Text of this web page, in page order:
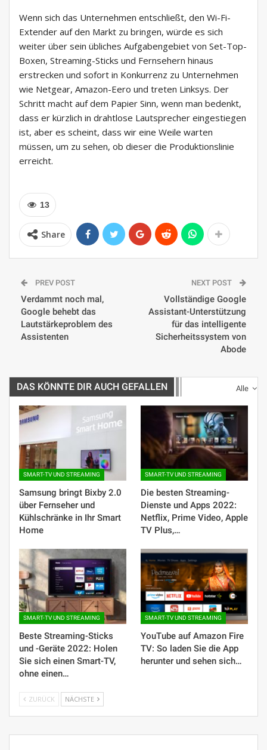
Wenn sich das Unternehmen entschließt, den Wi-Fi-
Extender auf den Markt zu bringen, würde es sich
weiter über sein übliches Aufgabengebiet von Set-Top-
Boxen, Streaming-Sticks und Fernsehern hinaus
erstrecken und sofort in Konkurrenz zu Unternehmen
wie Netgear, Amazon-Eero und treten Linksys. Der
Schritt macht auf dem Papier Sinn, wenn man bedenkt,
dass er kürzlich in drahtlose Lautsprecher eingestiegen
ist, aber es scheint, dass wir eine Weile warten
müssen, um zu sehen, ob dieser die Produktionslinie
erreicht.
13
Share
PREV POST
Verdammt noch mal,
Google behebt das
Lautstärkeproblem des
Assistenten
NEXT POST
Vollständige Google
Assistant-Unterstützung
für das intelligente
Sicherheitssystem von
Abode
Alle
DAS KÖNNTE DIR AUCH GEFALLEN
SMART-TV UND STREAMING
Samsung bringt Bixby 2.0
über Fernseher und
Kühlschränke in Ihr Smart
Home
SMART-TV UND STREAMING
Die besten Streaming-
Dienste und Apps 2022:
Netflix, Prime Video, Apple
TV Plus,…
SMART-TV UND STREAMING
Beste Streaming-Sticks
und -Geräte 2022: Holen
Sie sich einen Smart-TV,
ohne einen…
SMART-TV UND STREAMING
YouTube auf Amazon Fire
TV: So laden Sie die App
herunter und sehen sich…
ZURÜCK NÄCHSTE